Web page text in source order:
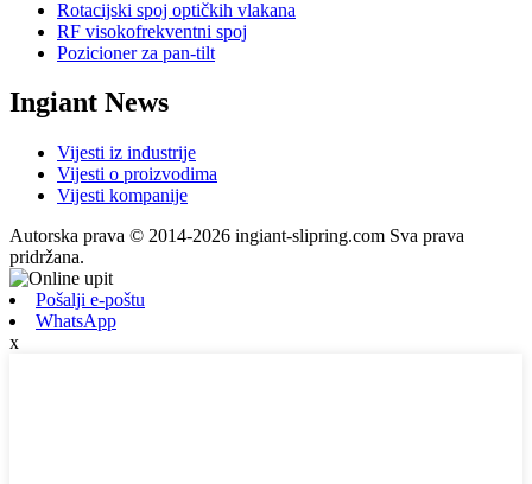
Rotacijski spoj optičkih vlakana
RF visokofrekventni spoj
Pozicioner za pan-tilt
Ingiant News
Vijesti iz industrije
Vijesti o proizvodima
Vijesti kompanije
Autorska prava © 2014-2026 ingiant-slipring.com Sva prava
pridržana.
Pošalji e-poštu
WhatsApp
x